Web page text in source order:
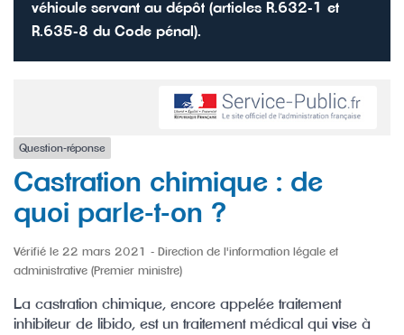
véhicule servant au dépôt (articles R.632-1 et
R.635-8 du Code pénal).
Question-réponse
Castration chimique : de
quoi parle-t-on ?
Vérifié le 22 mars 2021 - Direction de l'information légale et
administrative (Premier ministre)
La castration chimique, encore appelée traitement
inhibiteur de libido, est un traitement médical qui vise à